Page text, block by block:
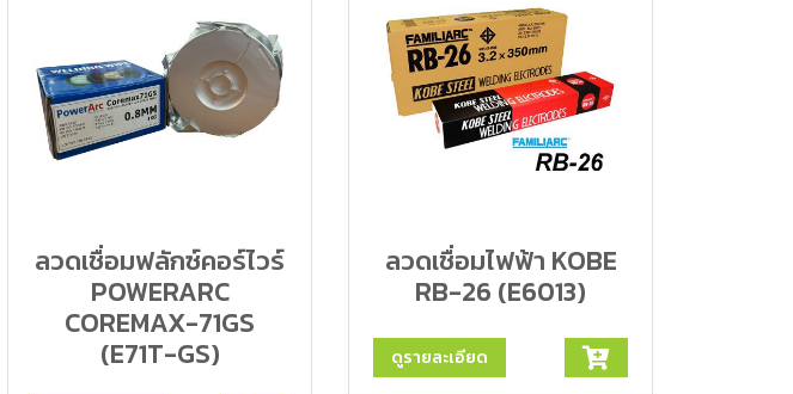
ลวดเชื่อมฟลักซ์คอร์ไวร์
POWERARC
COREMAX-71GS
(E71T-GS)
ลวดเชื่อมไฟฟ้า KOBE
RB-26 (E6013)
ดูรายละเอียด